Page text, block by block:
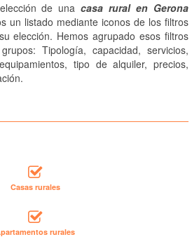
de unacasa rural en Gerona
un listado mediante iconos de los filtros
elección. Hemos agrupado esos filtros
Tipología, capacidad, servicios,
tipo de alquiler, precios,
Casas rurales
rurales